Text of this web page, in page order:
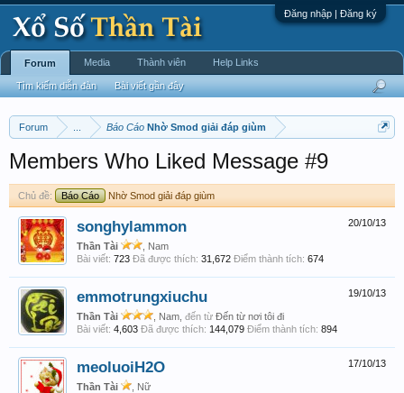
Đăng nhập | Đăng ký
Forum Báo Cáo Nhờ Smod giải đáp giùm
Members Who Liked Message #9
Chủ đề: Báo Cáo Nhờ Smod giải đáp giùm
20/10/13
songhylammon
Thần Tài
, Nam
Bài viết: 723 Đã được thích: 31,672 Điểm thành tích: 674
19/10/13
emmotrungxiuchu
Thần Tài , Nam, đến từ Đến từ nơi tôi đi
Bài viết: 4,603 Đã được thích: 144,079 Điểm thành tích: 894
17/10/13
meoluoiH2O
Thần Tài
, Nữ
Forum
Tìm kiếm diễn đàn Bài viết gần đây
Media Thành viên Help Links